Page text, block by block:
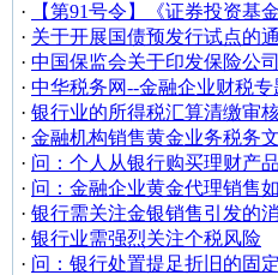
·
【第91号令】《证券投资基
· 关于开展国债预发行试点的
· 中国保监会关于印发保险公
· 中华税务网--金融企业财税专
· 银行业的所得税汇算清缴审
· 金融机构销售黄金业务税务
· 问：个人从银行购买理财产
· 问：金融企业黄金代理销售
· 银行需关注金银销售引发的
· 银行业需强烈关注个税风险
· 问：银行处置提足折旧的固